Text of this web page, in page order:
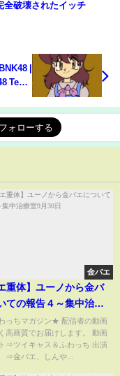
全破壊されたイッチ
|
Team
金バエ
重体】ユーノから金バ
ての報告４～集中治療
日
っちマガジン★ 配信者の動画
高画質でお届けします。 動画
⇒ツイキャス＆ふわっち 出演
エ、しんや...